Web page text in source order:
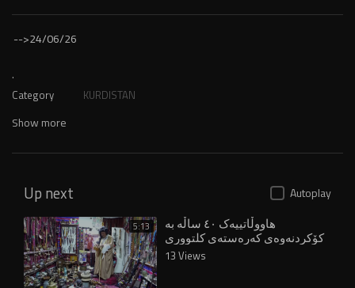
-->24/06/26
.
Category KURDISTAN
Show more
Up next Autoplay
5:13 هاووڵاتییەک ٤٠ ساڵە بە
کۆکردنەوەی کەرەستەی کلتووری
مۆزەخانەیەکی بوونیاد ناوە
13 Views